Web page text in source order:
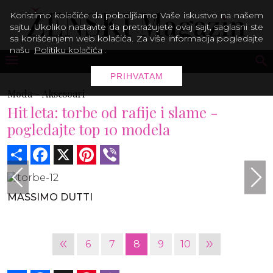
Moda -Aksesoari
Hit leta: torbe od rafije i slame -
pogledajte top 10 modela
Share Facebook Pinterest
MASSIMO DUTTI
« 6 7 8 9 10 »
Koristimo kolačiće da poboljšamo Vaše iskustvo na našem
sajtu. Ukoliko nastavite da pretražujete ovaj sajt, saglasni ste
sa korišćenjem web kolačića. Za više informacija pogledajte
našu Politiku kolačića .
PRIHVATAM